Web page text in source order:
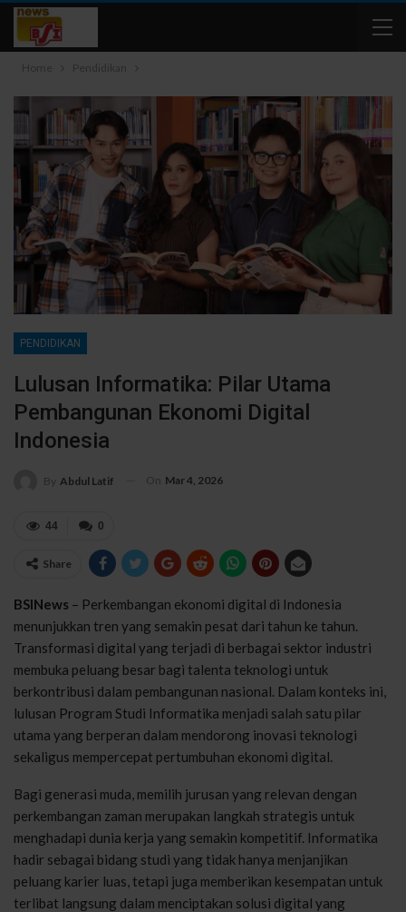
Home Pendidikan
PENDIDIKAN
Lulusan Informatika: Pilar Utama
Pembangunan Ekonomi Digital
Indonesia
By Abdul Latif On Mar 4, 2026
0
44
Share
BSINews – Perkembangan ekonomi digital di Indonesia
menunjukkan tren yang semakin pesat dari tahun ke tahun.
Transformasi digital yang terjadi di berbagai sektor industri
membuka peluang besar bagi talenta teknologi untuk
berkontribusi dalam pembangunan nasional. Dalam konteks ini,
lulusan Program Studi Informatika menjadi salah satu pilar
utama yang berperan dalam mendorong inovasi teknologi
sekaligus mempercepat pertumbuhan ekonomi digital.
Bagi generasi muda, memilih jurusan yang relevan dengan
perkembangan zaman merupakan langkah strategis untuk
menghadapi dunia kerja yang semakin kompetitif. Informatika
hadir sebagai bidang studi yang tidak hanya menjanjikan
peluang karier luas, tetapi juga memberikan kesempatan untuk
terlibat langsung dalam menciptakan solusi digital yang